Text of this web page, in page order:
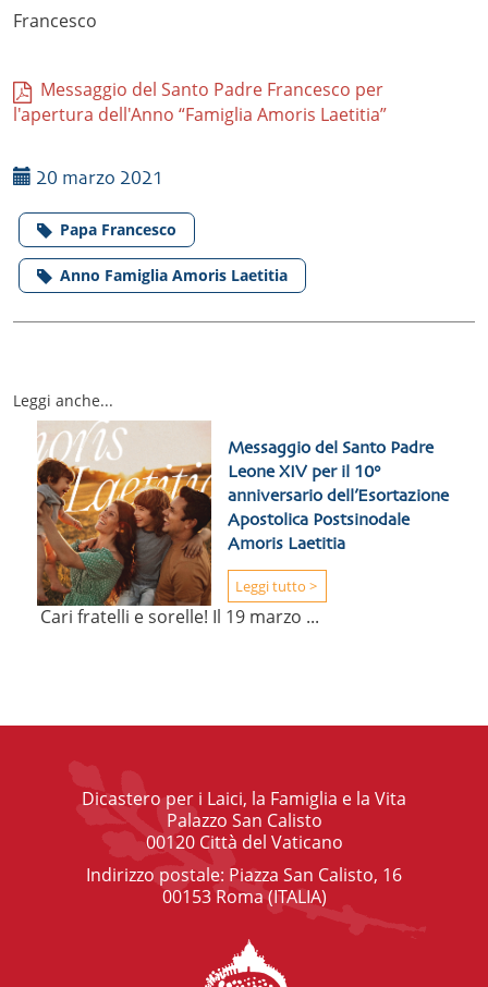
Francesco
Messaggio del Santo Padre Francesco per
l'apertura dell'Anno “Famiglia Amoris Laetitia”
20 marzo 2021
Papa Francesco
Anno Famiglia Amoris Laetitia
Leggi anche...
Messaggio del Santo Padre
Leone XIV per il 10°
anniversario dell’Esortazione
Apostolica Postsinodale
Amoris Laetitia
Cari fratelli e sorelle! Il 19 marzo ...
Leggi tutto >
Dicastero per i Laici, la Famiglia e la Vita
Palazzo San Calisto
00120 Città del Vaticano
Indirizzo postale: Piazza San Calisto, 16
00153 Roma (ITALIA)